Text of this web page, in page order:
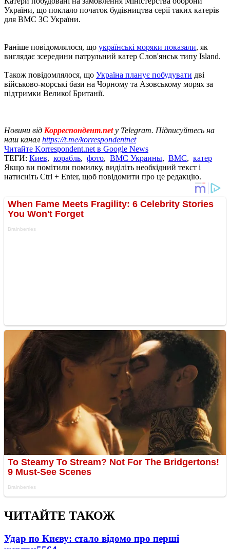
України, що поклало початок будівництва серії таких катерів
для ВМС ЗС України.
Раніше повідомлялося, що українські моряки показали, як
виглядає зсередини патрульний катер Слов'янськ типу Island.
Також повідомлялося, що Україна планує побудувати дві
військово-морські бази на Чорному та Азовському морях за
підтримки Великої Британії.
Новини від Корреспондент.netу Telegram. Підписуйтесь на
наш канал https://t.me/korrespondentnet
Читайте Korrespondent.net в Google News
ТЕГИ: Киев, корабль, фото, ВМС Украины, ВМС, катер
Якщо ви помітили помилку, виділіть необхідний текст і
натисніть Ctrl + Enter, щоб повідомити про це редакцію.
ЧИТАЙТЕ ТАКОЖ
Удар по Києву: стало відомо про перші